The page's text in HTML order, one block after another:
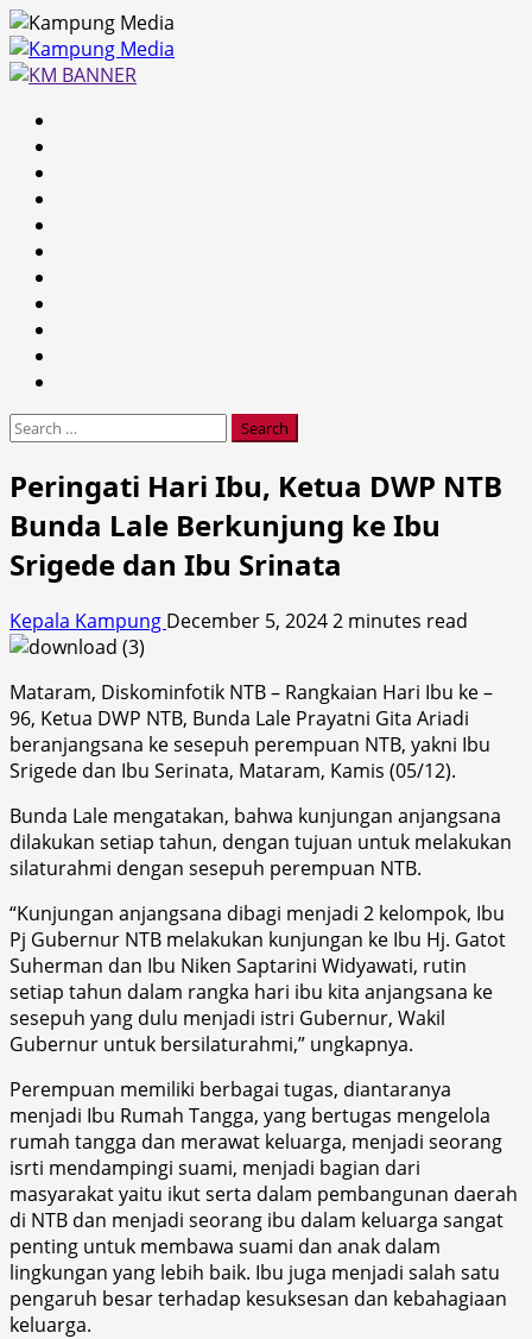
Skip
to
content
Primary
Menu
Search
Peringati Hari Ibu, Ketua DWP NTB
Bunda Lale Berkunjung ke Ibu
Srigede dan Ibu Srinata
Kepala Kampung December 5, 20242 minutes read
Mataram, Diskominfotik NTB – Rangkaian Hari Ibu ke –
96, Ketua DWP NTB, Bunda Lale Prayatni Gita Ariadi
beranjangsana ke sesepuh perempuan NTB, yakni Ibu
Srigede dan Ibu Serinata, Mataram, Kamis (05/12).
Bunda Lale mengatakan, bahwa kunjungan anjangsana
dilakukan setiap tahun, dengan tujuan untuk melakukan
silaturahmi dengan sesepuh perempuan NTB.
“Kunjungan anjangsana dibagi menjadi 2 kelompok, Ibu
Pj Gubernur NTB melakukan kunjungan ke Ibu Hj. Gatot
Suherman dan Ibu Niken Saptarini Widyawati, rutin
setiap tahun dalam rangka hari ibu kita anjangsana ke
sesepuh yang dulu menjadi istri Gubernur, Wakil
Gubernur untuk bersilaturahmi,” ungkapnya.
Perempuan memiliki berbagai tugas, diantaranya
menjadi Ibu Rumah Tangga, yang bertugas mengelola
rumah tangga dan merawat keluarga, menjadi seorang
isrti mendampingi suami, menjadi bagian dari
masyarakat yaitu ikut serta dalam pembangunan daerah
di NTB dan menjadi seorang ibu dalam keluarga sangat
penting untuk membawa suami dan anak dalam
lingkungan yang lebih baik. Ibu juga menjadi salah satu
pengaruh besar terhadap kesuksesan dan kebahagiaan
keluarga.